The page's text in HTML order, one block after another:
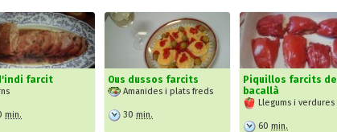
farcit
min.
Ous dussos farcits
Amanides i plats freds
30 min.
Piquillos farcits de
bacallà
Llegums i verdures
60 min.